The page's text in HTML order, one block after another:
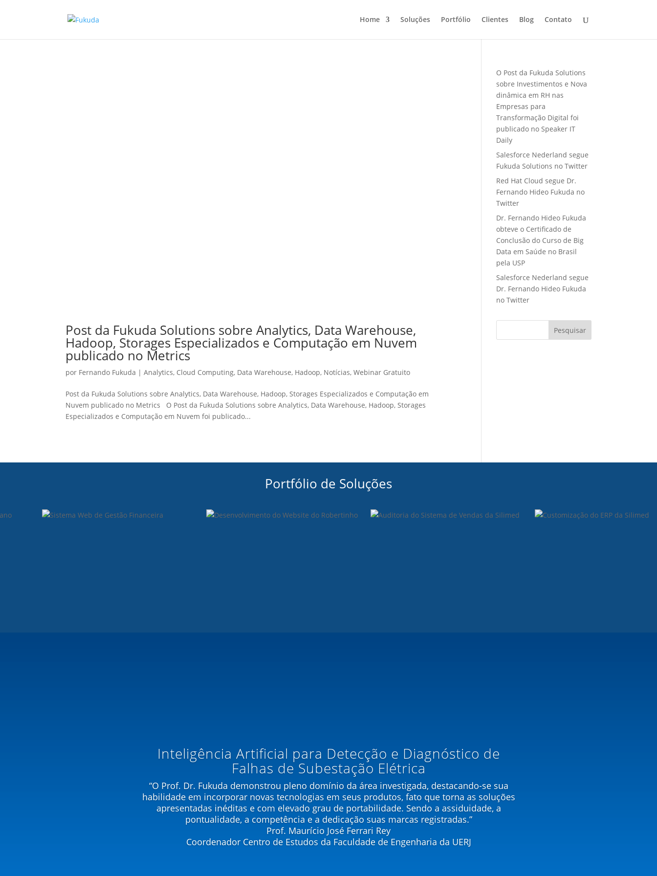
Home Soluções Portfólio Clientes Blog Contato
Post da Fukuda Solutions sobre Analytics, Data Warehouse,
Hadoop, Storages Especializados e Computação em Nuvem
publicado no Metrics
por Fernando Fukuda |Analytics, Cloud Computing, Data Warehouse, Hadoop, Notícias,Webinar Gratuito
Post da Fukuda Solutions sobre Analytics, Data Warehouse, Hadoop, Storages Especializados e Computação em
Nuvem publicado no Metrics O Post da Fukuda Solutions sobre Analytics, Data Warehouse, Hadoop, Storages
Especializados e Computação em Nuvem foi publicado...
O Post da Fukuda Solutions
sobre Investimentos e Nova
dinâmica em RH nas
Empresas para
Transformação Digital foi
publicado no Speaker IT
Daily
Salesforce Nederland segue
Fukuda Solutions no Twitter
Red Hat Cloud segue Dr.
Fernando Hideo Fukuda no
Twitter
Dr. Fernando Hideo Fukuda
obteve o Certificado de
Conclusão do Curso de Big
Data em Saúde no Brasil
pela USP
Salesforce Nederland segue
Dr. Fernando Hideo Fukuda
no Twitter
Pesquisar
Portfólio de Soluções
Inteligência Artificial para Detecção e Diagnóstico de
Falhas de Subestação Elétrica
“O Prof. Dr. Fukuda demonstrou pleno domínio da área investigada, destacando-se sua
habilidade em incorporar novas tecnologias em seus produtos, fato que torna as soluções
apresentadas inéditas e com elevado grau de portabilidade. Sendo a assiduidade, a
pontualidade, a competência e a dedicação suas marcas registradas.”
Prof. Maurício José Ferrari Rey
Coordenador Centro de Estudos da Faculdade de Engenharia da UERJ